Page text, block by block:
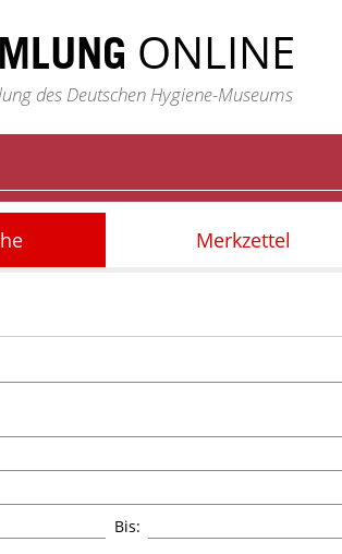
ONLINE
des Deutschen Hygiene-Museums
Merkzettel
Bis: